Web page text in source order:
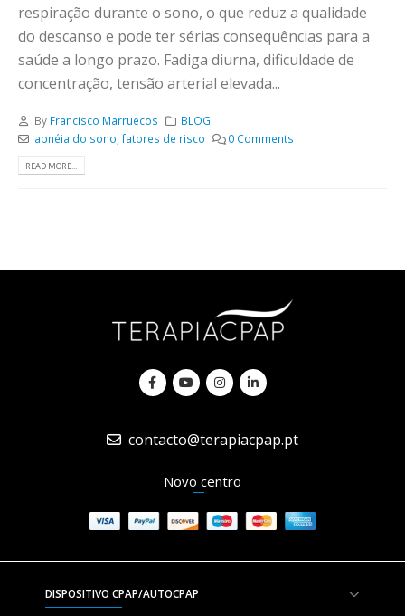
respiração durante o sono, o que reduz a qualidade
do descanso e pode ter sérias consequências para a
saúde a longo prazo. Fadiga diurna, dificuldade de
concentração, tensão arterial elevada...
By Francisco Marruecos
BLOG
apnéia do sono, fatores de risco 0 Comments
READ MORE...
contacto@terapiacpap.pt
Novo centro
DISPOSITIVO CPAP/AUTOCPAP